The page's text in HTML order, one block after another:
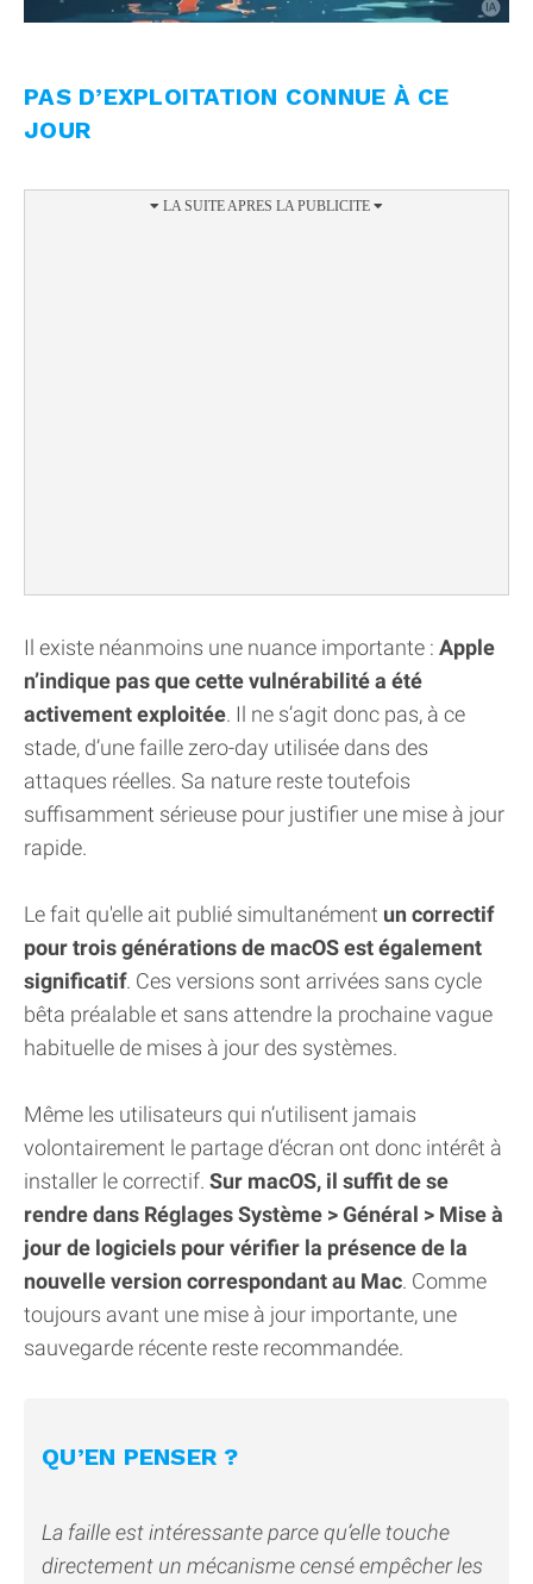
PAS D’EXPLOITATION CONNUE À CE
JOUR
Il existe néanmoins une nuance importante : Apple
n’indique pas que cette vulnérabilité a été
activement exploitée. Il ne s’agit donc pas, à ce
stade, d’une faille zero-day utilisée dans des
attaques réelles. Sa nature reste toutefois
suffisamment sérieuse pour justifier une mise à jour
rapide.
Le fait qu'elle ait publié simultanément un correctif
pour trois générations de macOS est également
significatif. Ces versions sont arrivées sans cycle
bêta préalable et sans attendre la prochaine vague
habituelle de mises à jour des systèmes.
Même les utilisateurs qui n’utilisent jamais
volontairement le partage d’écran ont donc intérêt à
installer le correctif. Sur macOS, il suffit de se
rendre dans Réglages Système > Général > Mise à
jour de logiciels pour vérifier la présence de la
nouvelle version correspondant au Mac. Comme
toujours avant une mise à jour importante, une
sauvegarde récente reste recommandée.
QU’EN PENSER ?
La faille est intéressante parce qu’elle touche
directement un mécanisme censé empêcher les